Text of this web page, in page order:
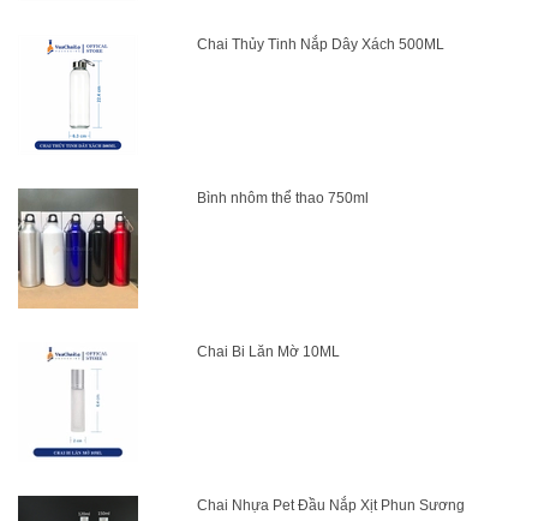
Chai Thủy Tinh Nắp Dây Xách 500ML
Bình nhôm thể thao 750ml
Chai Bi Lăn Mờ 10ML
Chai Nhựa Pet Đầu Nắp Xịt Phun Sương